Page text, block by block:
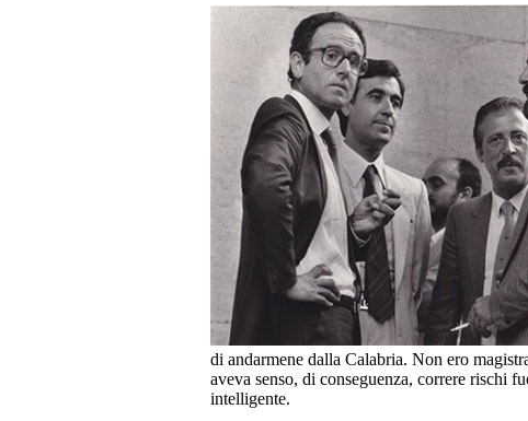
di andarmene dalla Calabria. Non ero
aveva senso, di conseguenza, correre rischi
intelligente.